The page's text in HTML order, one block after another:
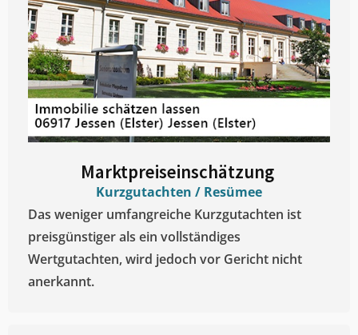
Marktpreiseinschätzung ​
Kurzgutachten / Resümee
Das weniger umfangreiche Kurzgutachten ist
preisgünstiger als ein vollständiges
Wertgutachten, wird jedoch vor Gericht nicht
anerkannt.